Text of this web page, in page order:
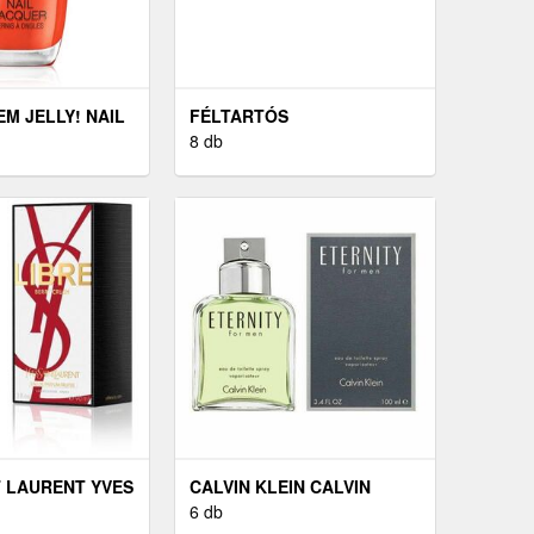
JELLY! NAIL
FÉLTARTÓS
KRÉMHAJFESTÉK LUXURY
8 db
LAURENT YVES
LIBRE -
CALVIN KLEIN CALVIN
KLEIN ETERNITY FOR MEN -
6 db